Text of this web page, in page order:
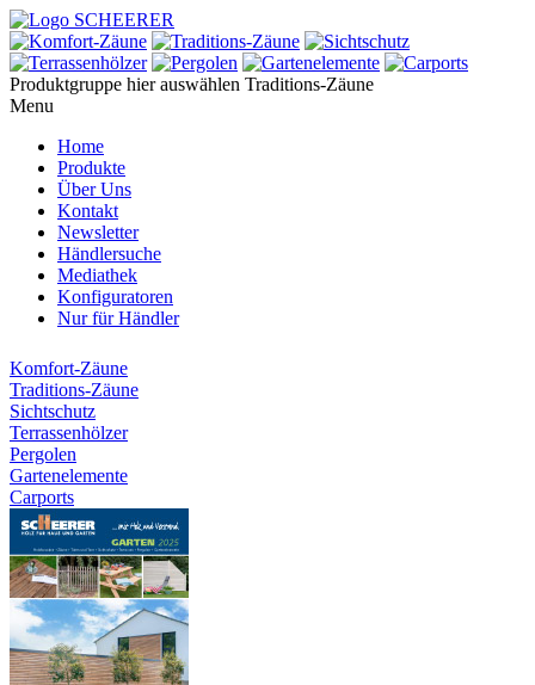
Produktgruppe hier auswählen Traditions-Zäune
Menu
Home
Produkte
Über Uns
Kontakt
Newsletter
Händlersuche
Mediathek
Konfiguratoren
Nur für Händler
Komfort-Zäune
Traditions-Zäune
Sichtschutz
Terrassenhölzer
Pergolen
Gartenelemente
Carports